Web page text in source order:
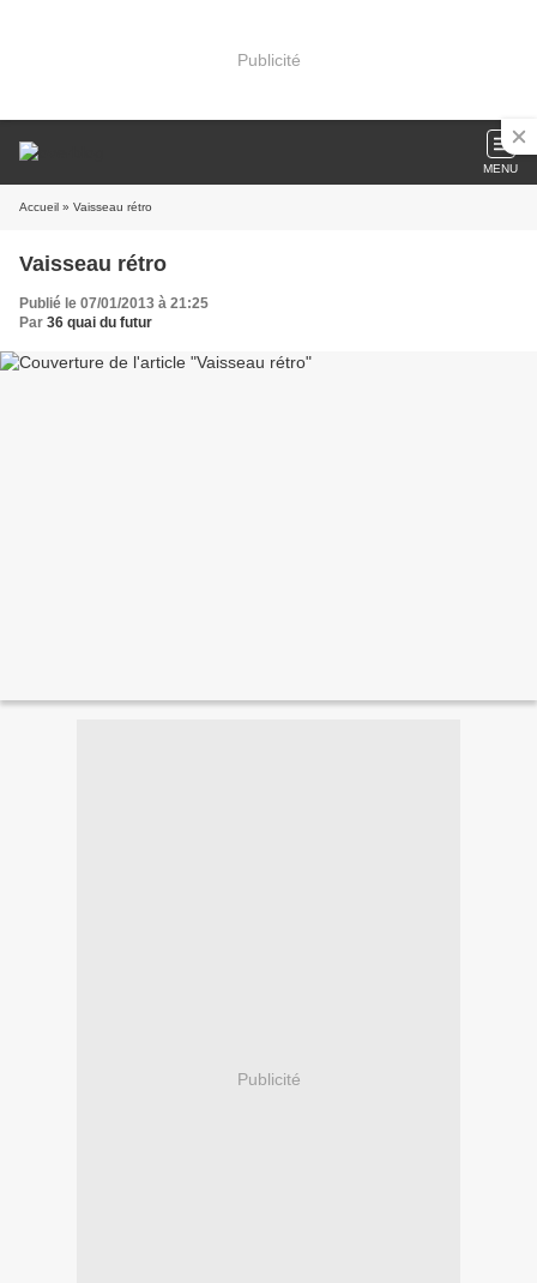
Publicité
MENU
Accueil » Vaisseau rétro
Vaisseau rétro
Publié le 07/01/2013 à 21:25
Par 36 quai du futur
Publicité